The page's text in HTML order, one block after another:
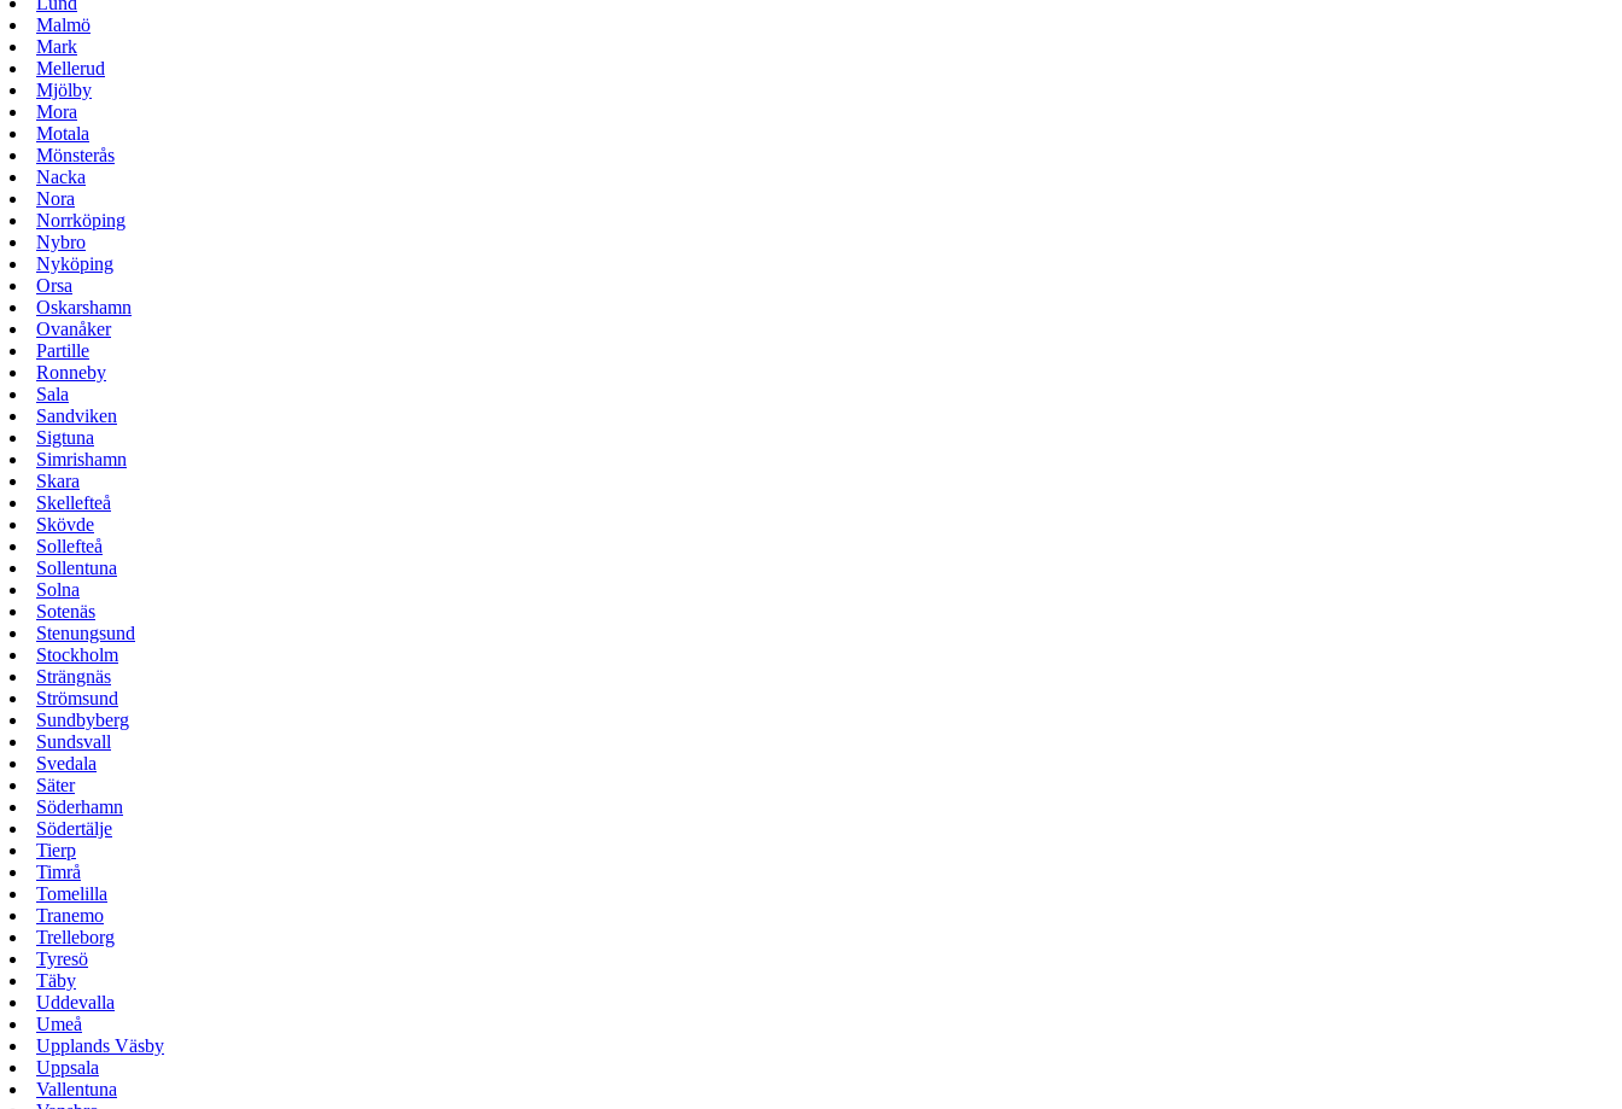
Malmö
Mark
Mellerud
Mjölby
Mora
Motala
Mönsterås
Nacka
Nora
Norrköping
Nybro
Nyköping
Orsa
Oskarshamn
Ovanåker
Partille
Ronneby
Sala
Sandviken
Sigtuna
Simrishamn
Skara
Skellefteå
Skövde
Sollefteå
Sollentuna
Solna
Sotenäs
Stenungsund
Stockholm
Strängnäs
Strömsund
Sundbyberg
Sundsvall
Svedala
Säter
Söderhamn
Södertälje
Tierp
Timrå
Tomelilla
Tranemo
Trelleborg
Tyresö
Täby
Uddevalla
Umeå
Upplands Väsby
Uppsala
Vallentuna